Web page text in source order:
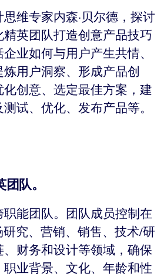
维专家内森·贝尔德，探讨
英团队打造创意产品技巧
业如何与用户产生共情、
用户洞察、形成产品创
创意、选定最佳方案，建
试、优化、发布产品等。
队。
能团队。团队成员控制在
研究、营销、销售、技术/研
财务和设计等领域，确保
业背景、文化、年龄和性